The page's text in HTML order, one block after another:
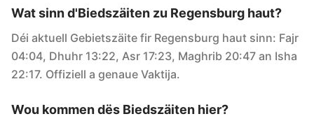
Wat sinn d'Biedszäiten zu Regensburg haut?
Déi aktuell Gebietszäite fir Regensburg haut sinn: Fajr
04:04, Dhuhr 13:22, Asr 17:23, Maghrib 20:47 an Isha
22:17. Offiziell a genaue Vaktija.
Wou kommen dës Biedszäiten hier?